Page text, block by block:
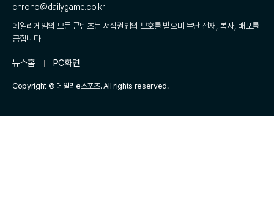
chrono@dailygame.co.kr
데일리게임의 모든 콘텐츠는 저작권법의 보호를 받으며 무단 전재, 복사, 배포를
금합니다.
뉴스홈 PC화면
Copyright © 데일리e스포츠. All rights reserved.